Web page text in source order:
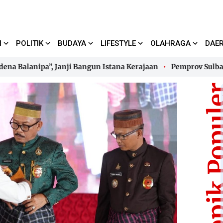
POLITIK BUDAYA LIFESTYLE OLAHRAGA
Janji Bangun Istana Kerajaan Pemprov Sulbar
Janji Bangun Istana Kerajaan Pemprov Sulbar